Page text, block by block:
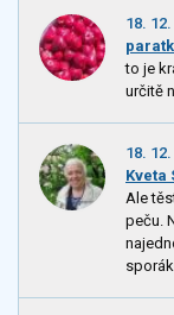
18.
to je
určitě
18.
Kveta
Ale
peču.